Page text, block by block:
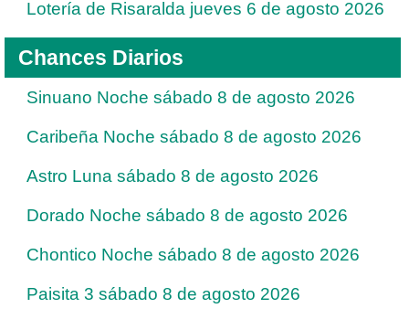
Lotería de Risaralda jueves 6 de agosto 2026
Chances Diarios
Sinuano Noche sábado 8 de agosto 2026
Caribeña Noche sábado 8 de agosto 2026
Astro Luna sábado 8 de agosto 2026
Dorado Noche sábado 8 de agosto 2026
Chontico Noche sábado 8 de agosto 2026
Paisita 3 sábado 8 de agosto 2026